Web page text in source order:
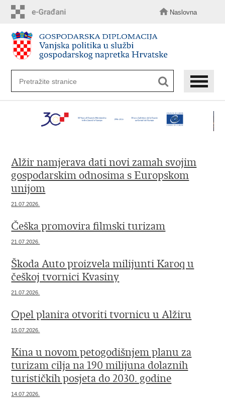
sadržaj
Naslovna
Alžir namjerava dati novi zamah svojim
gospodarskim odnosima s Europskom
unijom
21.07.2026.
Češka promovira filmski turizam
21.07.2026.
Škoda Auto proizvela milijunti Karoq u
češkoj tvornici Kvasiny
21.07.2026.
Opel planira otvoriti tvornicu u Alžiru
15.07.2026.
Kina u novom petogodišnjem planu za
turizam cilja na 190 milijuna dolaznih
turističkih posjeta do 2030. godine
14.07.2026.